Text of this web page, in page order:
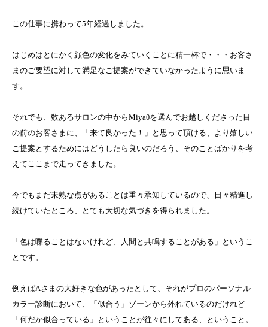
この仕事に携わって5年経過しました。
はじめはとにかく顔色の変化をみていくことに精一杯で・・・お客さ
まのご要望に対して満足なご提案ができていなかったように思いま
す。
それでも、数あるサロンの中からMiyaθを選んでお越しくださった目
の前のお客さまに、「来て良かった！」と思って頂ける、より嬉しい
ご提案とするためにはどうしたら良いのだろう、そのことばかりを考
えてここまで走ってきました。
今でもまだ未熟な点があることは重々承知しているので、日々精進し
続けていたところ、とても大切な気づきを得られました。
「色は喋ることはないけれど、人間と共鳴することがある」というこ
とです。
例えばAさまの大好きな色があったとして、それがプロのパーソナル
カラー診断において、「似合う」ゾーンから外れているのだけれど
「何だか似合っている」ということが往々にしてある、ということ。